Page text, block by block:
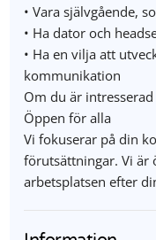
• Vara självgående,
• Ha dator och
• Ha en vilja att
kommunikation
Om du är
Öppen för alla
Vi fokuserar på din
förutsättningar. Vi är
arbetsplatsen efter